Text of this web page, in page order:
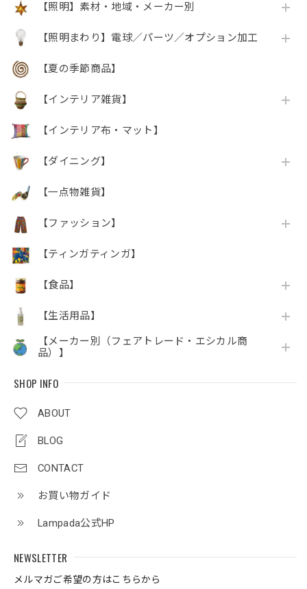
【照明】素材・地域・メーカー別
【照明まわり】電球／パーツ／オプション加工
【夏の季節商品】
【インテリア雑貨】
【インテリア布・マット】
【ダイニング】
【一点物雑貨】
【ファッション】
【ティンガティンガ】
【食品】
【生活用品】
【メーカー別（フェアトレード・エシカル商
品）】
SHOP INFO
ABOUT
BLOG
CONTACT
お買い物ガイド
Lampada公式HP
NEWSLETTER
メルマガご希望の方はこちらから